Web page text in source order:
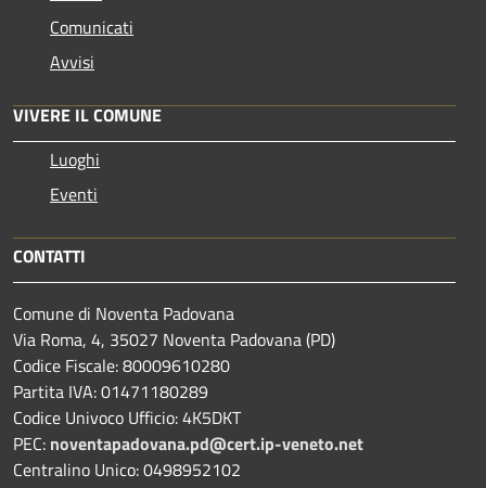
Comunicati
Avvisi
VIVERE IL COMUNE
Luoghi
Eventi
CONTATTI
Comune di Noventa Padovana
Via Roma, 4, 35027 Noventa Padovana (PD)
Codice Fiscale: 80009610280
Partita IVA: 01471180289
Codice Univoco Ufficio: 4K5DKT
PEC: noventapadovana.pd@cert.ip-veneto.net
Centralino Unico: 0498952102